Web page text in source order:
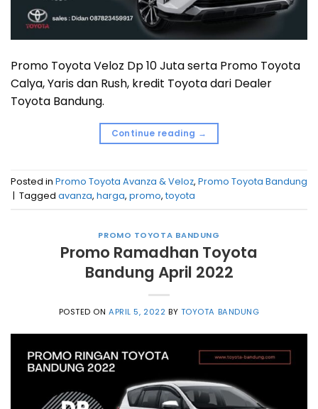
Promo Toyota Veloz Dp 10 Juta serta Promo Toyota
Calya, Yaris dan Rush, kredit Toyota dari Dealer
Toyota Bandung.
Continue reading →
Posted in Promo Toyota Avanza & Veloz, Promo Toyota Bandung
| Tagged avanza, harga, promo, toyota
PROMO TOYOTA BANDUNG
Promo Ramadhan Toyota
Bandung April 2022
POSTED ONAPRIL 5, 2022 BY TOYOTA BANDUNG